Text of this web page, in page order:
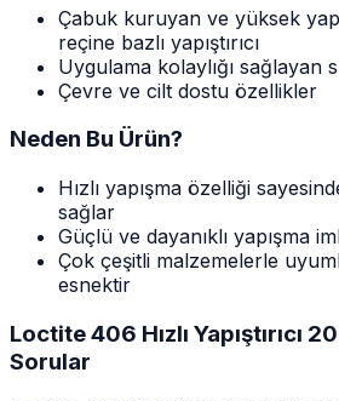
Çabuk kuruyan ve yüksek
reçine bazlı yapıştırıcı
Uygulama kolaylığı sağlayan
Çevre ve cilt dostu özellikler
Neden Bu Ürün?
Hızlı yapışma özelliği
sağlar
Güçlü ve dayanıklı yapışma
Çok çeşitli malzemelerle
esnektir
Loctite 406 Hızlı Yapıştırıcı
Sorular